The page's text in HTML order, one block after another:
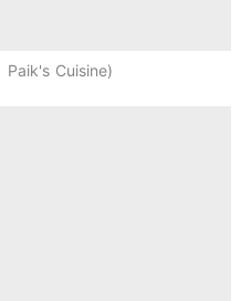
Paik's Cuisine